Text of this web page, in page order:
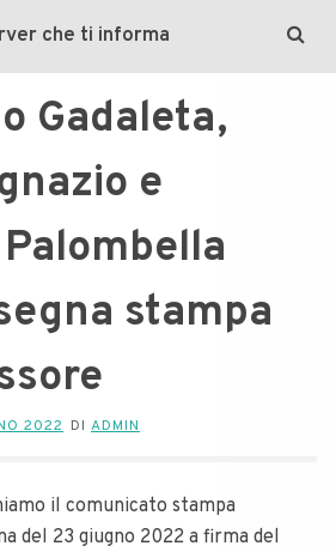
che ti informa
Gadaleta,
e
stampa
2022 DI ADMIN
il comunicato stampa
del 23 giugno 2022 a firma del